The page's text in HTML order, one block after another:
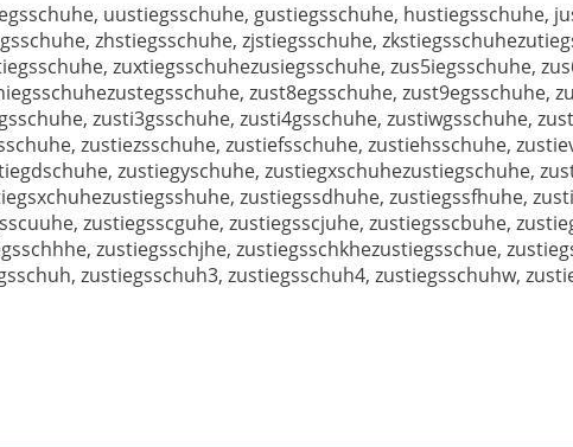
uustiegsschuhe, gustiegsschuhe, hustiegsschuhe,
zhstiegsschuhe, zjstiegsschuhe,
zuxtiegsschuhezusiegsschuhe, zus5iegsschuhe,
zust8egsschuhe, zust9egsschuhe,
zusti3gsschuhe, zusti4gsschuhe, zustiwgsschuhe,
zustiezsschuhe, zustiefsschuhe, zustiehsschuhe,
zustiegyschuhe, zustiegxschuhezustiegschuhe,
zustiegssdhuhe, zustiegssfhuhe,
zustiegsscguhe, zustiegsscjuhe, zustiegsscbuhe,
zustiegsschjhe, zustiegsschkhezustiegsschue,
zustiegsschuh3, zustiegsschuh4, zustiegsschuhw,